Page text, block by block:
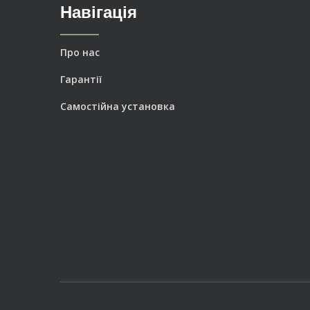
Навігація
Про нас
Гарантії
Самостійна установка